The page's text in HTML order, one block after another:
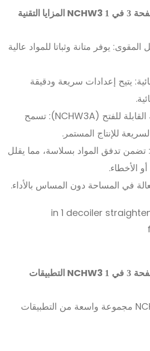
في 1 NCHW3 المزايا التقنية
يوفر متانة وثباتا للمواد عالية
يتيح إعدادات سريعة ودقيقة
الأسطوانات العلوية القابلة للفتح (NCHW3A): تسمح
للإنتاج المستمر.
تضمن تدفق المواد بسلاسة، مما يقلل
الأخطاء.
في المساحة دون المساس بالأداء.
في 1 NCHW3 التطبيقات
تدعم سلسلة NCHW3 مجموعة واسعة من التطبيقات